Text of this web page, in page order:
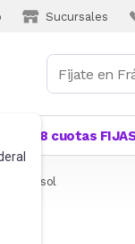
Sucursales
18 cuotas FIJAS
de sol